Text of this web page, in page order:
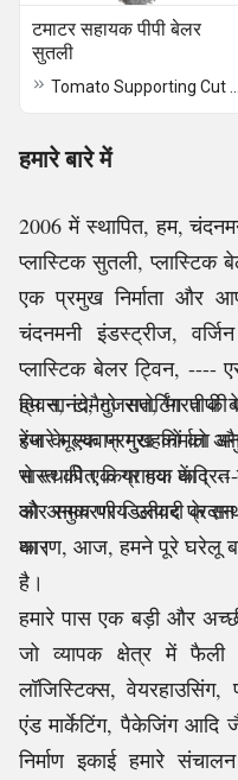
टमाटर सहायक पीपी बेलर
सुतली
हमारे बारे में
2006 में स्थापित, हम,
प्लास्टिक सुतली, प्लास्टिक
एक प्रमुख निर्माता और
चंदनमनी इंडस्ट्रीज,
प्लास्टिक बेलर ट्विन, ----
ट्विन, टोमैटो सपोर्टिंग
रेंज के एक प्रमुख निर्माता
भारत की एक ग्राहक केंद्रित
को अनुकरणीय उत्पाद
था।
हम सानंद, गुजरात, भारत
हमारे मूल्यवान ग्राहकों को
से स्थापित किया गया था।
और समय पर डिलीवरी के साथ
कारण, आज, हमने पूरे घरेलू
है।
हमारे पास एक बड़ी और
जो व्यापक क्षेत्र में फैली
लॉजिस्टिक्स, वेयरहाउसिंग,
एंड मार्केटिंग, पैकेजिंग आदि
निर्माण इकाई हमारे